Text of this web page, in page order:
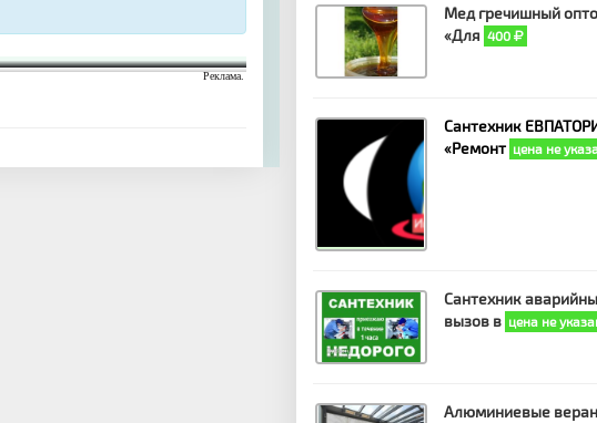
Реклама.
Мед гречишный
«Для 400
Сантехник
«Ремонт цена не
Сантехник
вызов в цена не
Алюминиевые